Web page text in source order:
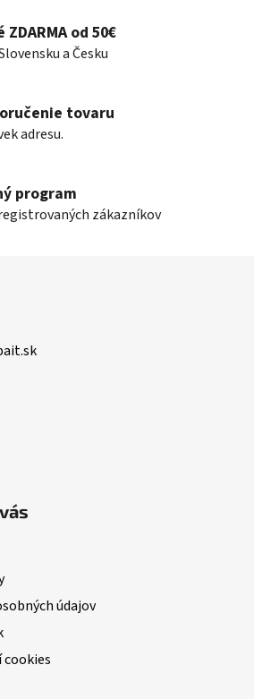
r
v
k
v
ý
p
u
od 50€
a Česku
tovaru
adresu.
program
zákazníkov
údajov